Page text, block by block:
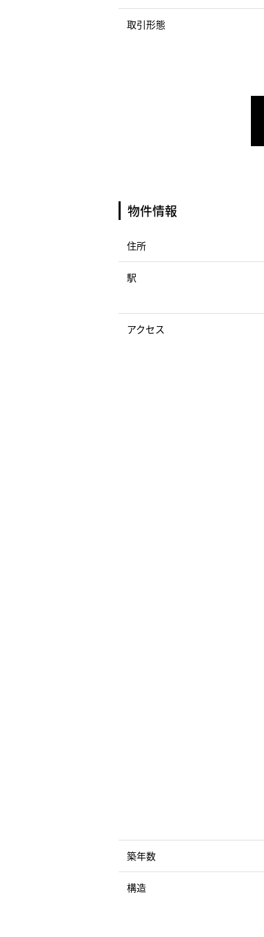
取引形態
物件情報
住所
駅
アクセス
築年数
構造